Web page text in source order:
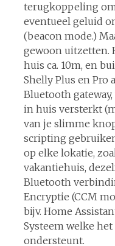
terugkoppeling
eventueel geluid
(beacon mode.)
gewoon uitzetten.
huis ca. 10m, en
Shelly Plus en Pro
Bluetooth
in huis versterkt
van je slimme
scripting
op elke lokatie,
vakantiehuis,
Bluetooth
Encryptie (CCM
bijv. Home
Systeem welke
ondersteunt.